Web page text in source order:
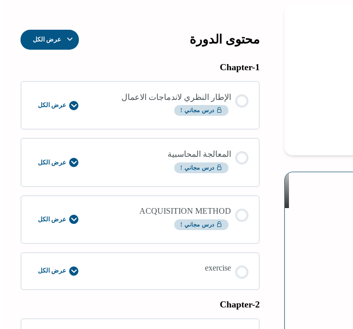
محتوى الدورة عرض الكل
الدروس
Chapter-1
الإطار النظري لاندماجات الاعمال
درس مجاني !
عرض الكل
الإطار
الاعمال
المعالجة المحاسبية
درس مجاني !
عرض الكل
المعالجة
ACQUISITION METHOD
درس مجاني !
عرض الكل
ACQUISITION
exercise عرض الكل
exercise
Chapter-2